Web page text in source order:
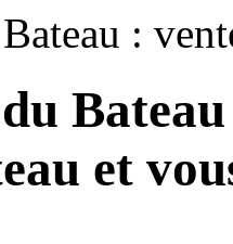
:
et